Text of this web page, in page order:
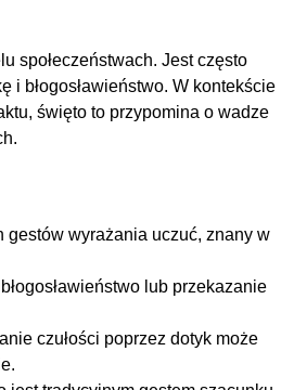
społeczeństwach. Jest często
i błogosławieństwo. W kontekście
święto to przypomina o wadze
gestów wyrażania uczuć, znany w
lub przekazanie
czułości poprzez dotyk może